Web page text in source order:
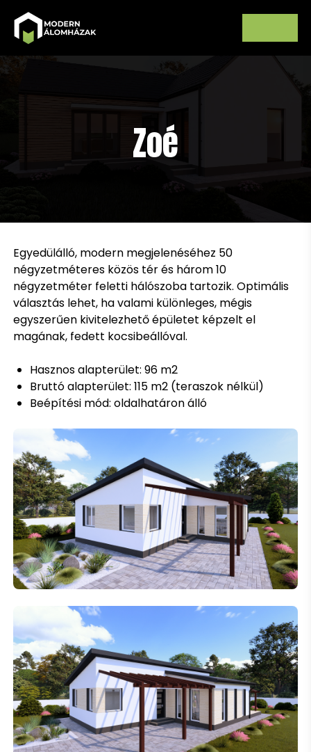
Zoé
Egyedülálló, modern megjelenéséhez 50
négyzetméteres közös tér és három 10
négyzetméter feletti hálószoba tartozik. Optimális
választás lehet, ha valami különleges, mégis
egyszerűen kivitelezhető épületet képzelt el
magának, fedett kocsibeállóval.
Hasznos alapterület: 96 m2
Bruttó alapterület: 115 m2 (teraszok nélkül)
Beépítési mód: oldalhatáron álló